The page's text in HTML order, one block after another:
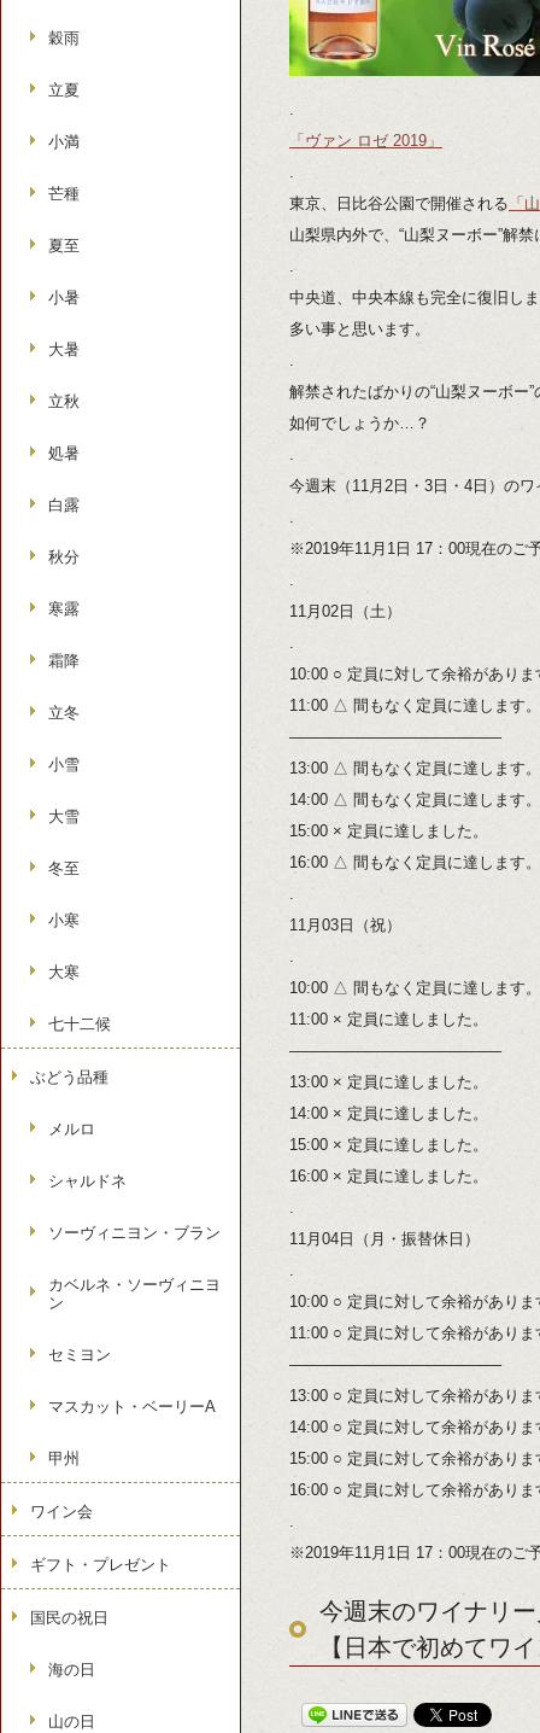
.
「ヴァン ロゼ 2019」
.
東京、日比谷公園で開催される 「
山梨県内外で、“山梨ヌーボー”解
.
中央道、中央本線も完全に復旧し
多い事と思います。
.
解禁されたばかりの“山梨ヌーボー
如何でしょうか…？
.
今週末（11月2日・3日・4日）の
.
※2019年11月1日 17：00現在のご
.
11月02日（土）
.
10:00 ○ 定員に対して余裕がありま
11:00 △ 間もなく定員に達します。
—————————————–
13:00 △ 間もなく定員に達します。
14:00 △ 間もなく定員に達します。
15:00 × 定員に達しました。
16:00 △ 間もなく定員に達します。
.
11月03日（祝）
.
10:00 △ 間もなく定員に達します。
11:00 × 定員に達しました。
—————————————–
13:00 × 定員に達しました。
14:00 × 定員に達しました。
15:00 × 定員に達しました。
16:00 × 定員に達しました。
.
11月04日（月・振替休日）
.
10:00 ○ 定員に対して余裕がありま
11:00 ○ 定員に対して余裕がありま
—————————————–
13:00 ○ 定員に対して余裕がありま
14:00 ○ 定員に対して余裕がありま
15:00 ○ 定員に対して余裕がありま
16:00 ○ 定員に対して余裕がありま
.
※2019年11月1日 17：00現在のご
今週末のワイナリ
【日本で初めてワ
穀雨
立夏
小満
芒種
夏至
小暑
大暑
立秋
処暑
白露
秋分
寒露
霜降
立冬
小雪
大雪
冬至
小寒
大寒
七十二候
ぶどう品種
メルロ
シャルドネ
ソーヴィニヨン・ブラン
カベルネ・ソーヴィニヨ
ン
セミヨン
マスカット・ベーリーA
甲州
ワイン会
ギフト・プレゼント
国民の祝日
海の日
山の日